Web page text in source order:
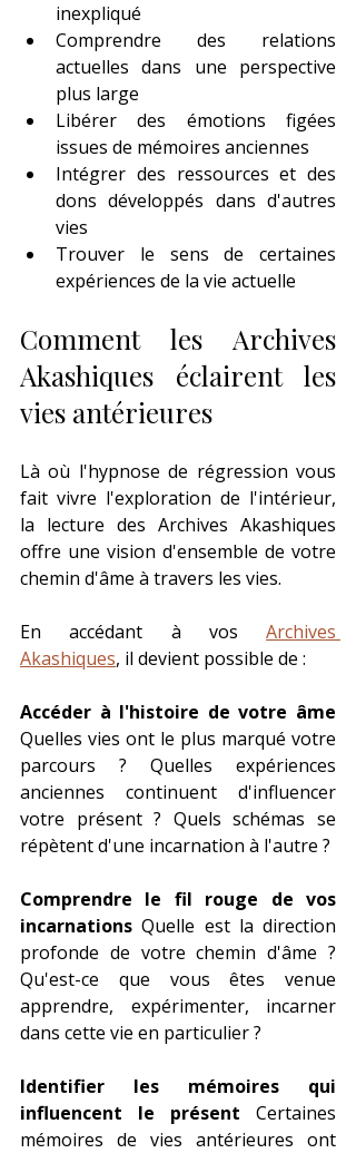
inexpliqué
Comprendre des relations
actuelles dans une perspective
plus large
Libérer des émotions figées
issues de mémoires anciennes
Intégrer des ressources et des
dons développés dans d'autres
vies
Trouver le sens de certaines
expériences de la vie actuelle
Comment les Archives
Akashiques éclairent les
vies antérieures
Là où l'hypnose de régression vous
fait vivre l'exploration de l'intérieur,
la lecture des Archives Akashiques
offre une vision d'ensemble de votre
chemin d'âme à travers les vies.
En accédant à vos Archives
Akashiques, il devient possible de :
Accéder à l'histoire de votre âme
Quelles vies ont le plus marqué votre
parcours ? Quelles expériences
anciennes continuent d'influencer
votre présent ? Quels schémas se
répètent d'une incarnation à l'autre ?
Comprendre le fil rouge de vos
incarnations Quelle est la direction
profonde de votre chemin d'âme ?
Qu'est-ce que vous êtes venue
apprendre, expérimenter, incarner
dans cette vie en particulier ?
Identifier les mémoires qui
influencent le présent Certaines
mémoires de vies antérieures ont